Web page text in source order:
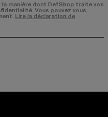
manière dont DefShop traite vos
Vous pouvez vous
Lire la déclaration de
channel: